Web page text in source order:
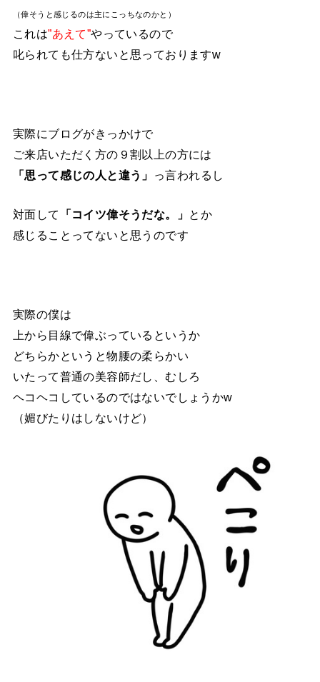
（偉そうと感じるのは主にこっちなのかと）
これは”あえて”やっているので
叱られても仕方ないと思っておりますw
実際にブログがきっかけで
ご来店いただく方の９割以上の方には
「思って感じの人と違う」
っ言われるし
対面して 「コイツ偉そうだな。」 とか
感じることってないと思うのです
実際の僕は
上から目線で偉ぶっているというか
どちらかというと物腰の柔らかい
いたって普通の美容師だし、むしろ
ヘコヘコしているのではないでしょうかw
（媚びたりはしないけど）